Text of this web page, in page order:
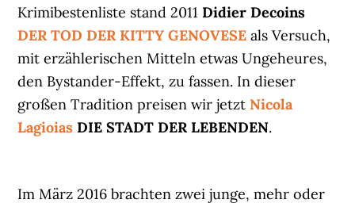
Krimibestenliste stand 2011Didier Decoins
DER TOD DER KITTY GENOVESE als Versuch,
mit erzählerischen Mitteln etwas Ungeheures,
den Bystander-Effekt, zu fassen. In dieser
großen Tradition preisen wir jetztNicola
Lagioias DIE STADT DER LEBENDEN.
Im März 2016 brachten zwei junge, mehr oder